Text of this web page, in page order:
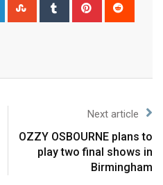
Next article
OZZY OSBOURNE plans to
play two final shows in
Birmingham